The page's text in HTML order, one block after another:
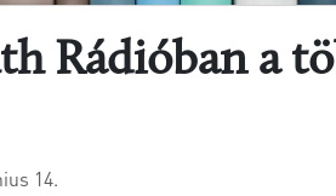
Rádióban a
14.